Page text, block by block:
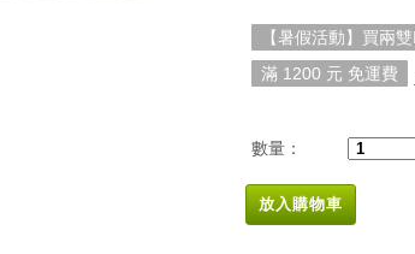
【暑假活動】買兩
滿 1200 元 免運費
數量：
放入購物車